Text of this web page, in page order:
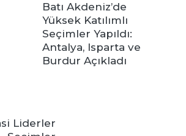
Batı Akdeniz’de
Yüksek Katılımlı
Seçimler Yapıldı:
Antalya, Isparta ve
Burdur Açıkladı
Liderler